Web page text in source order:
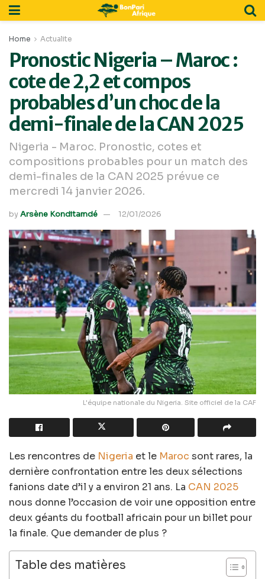
Home Actualite
Pronostic Nigeria – Maroc :
cote de 2,2 et compos
probables d’un choc de la
demi-finale de la CAN 2025
Nigeria - Maroc. Pronostic, cotes et
compositions probables pour un match des
demi-finales de la CAN 2025 prévue ce
mercredi 14 janvier 2026.
byArsène Konditamdé 12/01/2026
L'équipe nationale du Nigeria. Site officiel de la CAF
Les rencontres de Nigeria et le Maroc sont rares, la
dernière confrontation entre les deux sélections
fanions date d’il y a environ 21 ans. La CAN 2025
nous donne l’occasion de voir une opposition entre
deux géants du football africain pour un billet pour
la finale. Que demander de plus ?
Table des matières